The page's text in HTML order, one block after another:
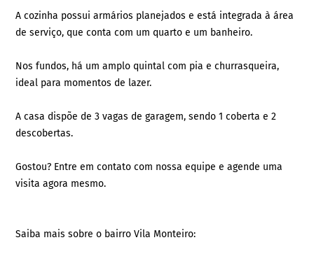
A cozinha possui armários planejados e está integrada à área
de serviço, que conta com um quarto e um banheiro.
Nos fundos, há um amplo quintal com pia e churrasqueira,
ideal para momentos de lazer.
A casa dispõe de 3 vagas de garagem, sendo 1 coberta e 2
descobertas.
Gostou? Entre em contato com nossa equipe e agende uma
visita agora mesmo.
Saiba mais sobre o bairro Vila Monteiro: